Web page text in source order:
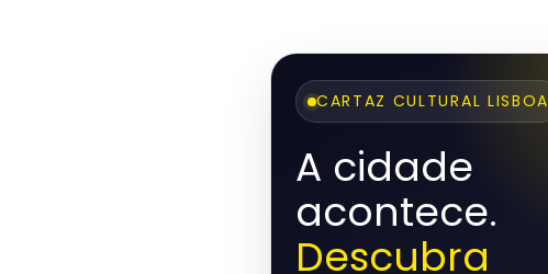
CARTAZ CULTURAL LISBOA
A cidade
acontece.
Descubra